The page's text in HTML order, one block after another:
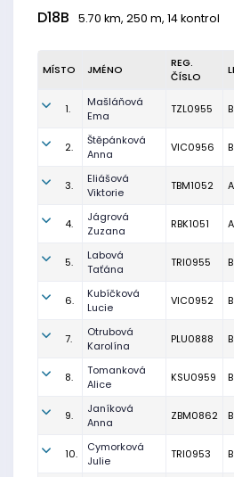
D18B 5.70 km, 250 m, 14 kontrol
MÍSTO JMÉNO
REG.
ČÍSLO
1.
Mašláňová
Ema
TZL0955 B
2.
Štěpánková
Anna
VIC0956 B
3.
Eliášová
Viktorie
TBM1052 A
4.
Jágrová
Zuzana
RBK1051 A
5.
Labová
Taťána
TRI0955 B
6.
Kubíčková
Lucie
VIC0952 B
7.
Otrubová
Karolína
PLU0888 B
8.
Tomanková
Alice
KSU0959 B
9.
Janíková
Anna
ZBM0862 B
10.
Cymorková
Julie
TRI0953 B